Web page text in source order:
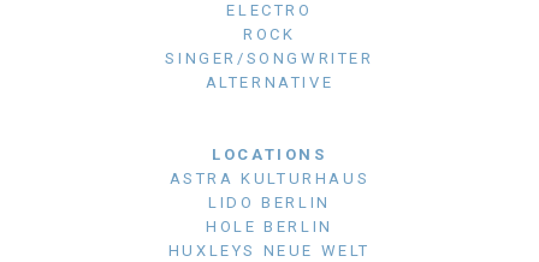
ELECTRO
ROCK
SINGER/SONGWRITER
ALTERNATIVE
LOCATIONS
ASTRA KULTURHAUS
LIDO BERLIN
HOLE BERLIN
HUXLEYS NEUE WELT